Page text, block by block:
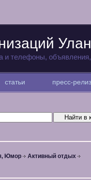
и телефоны,
статьи пресс-
Юмор Активный отдых